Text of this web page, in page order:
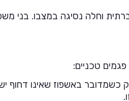
וחלה נסיגה במצבו. בני
טכניים:
באשפוז שאינו דחוף יש